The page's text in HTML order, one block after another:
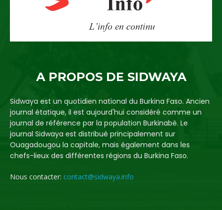
A PROPOS DE SIDWAYA
Sidwaya est un quotidien national du Burkina Faso. Ancien
journal étatique, il est aujourd'hui considéré comme un
journal de référence par la population Burkinabè. Le
journal Sidwaya est distribué principalement sur
Ouagadougou la capitale, mais également dans les
chefs-lieux des différentes régions du Burkina Faso.
Nous contacter: contact@sidwaya.info